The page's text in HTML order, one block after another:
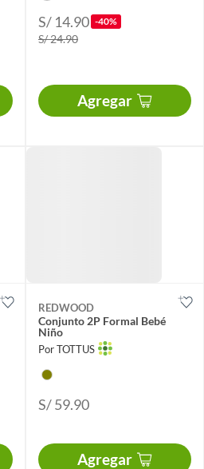
S/ 14.90 -40%
S/ 24.90
Agregar
REDWOOD
Conjunto 2P Formal Bebé
Niño
Por TOTTUS
S/ 59.90
Agregar